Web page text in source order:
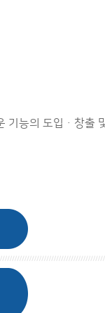
능의 도입ㆍ창출